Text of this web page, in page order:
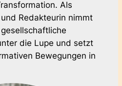
Als
Redakteurin nimmt
die Lupe und setzt
Bewegungen in